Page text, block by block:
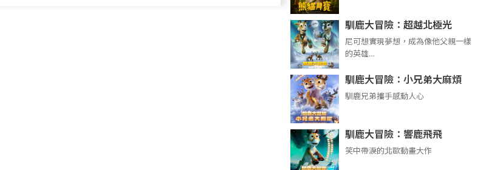
馴鹿大冒險：超越北極光
尼可想實現夢想，成為像他父親一樣
的英雄…
馴鹿大冒險：小兄弟大麻煩
馴鹿兄弟攜手感動人心
馴鹿大冒險：響鹿飛飛
笑中帶淚的北歐動畫大作